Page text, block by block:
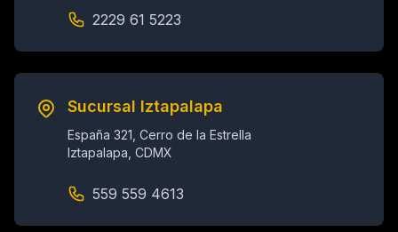
2229 61 5223
Sucursal Iztapalapa
España 321, Cerro de la Estrella
Iztapalapa, CDMX
559 559 4613